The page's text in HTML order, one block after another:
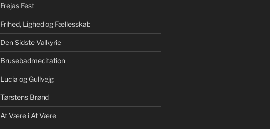
Frejas Fest
Frihed, Lighed og Fællesskab
Den Sidste Valkyrie
Brusebadmeditation
Lucia og Gullvejg
Tørstens Brønd
At Være i At Være